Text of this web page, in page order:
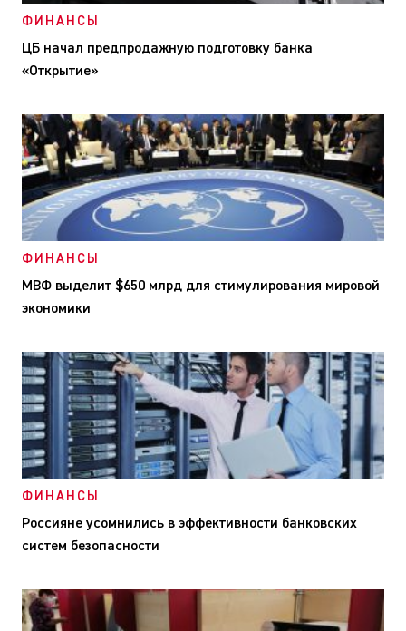
ФИНАНСЫ
ЦБ начал предпродажную подготовку банка
«Открытие»
ФИНАНСЫ
МВФ выделит $650 млрд для стимулирования мировой
экономики
ФИНАНСЫ
Россияне усомнились в эффективности банковских
систем безопасности